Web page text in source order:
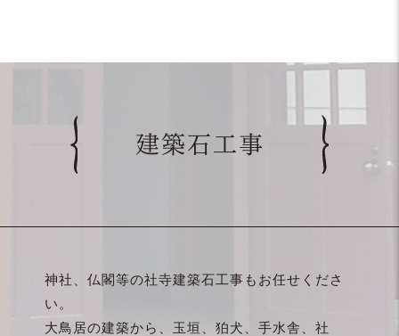
建築石工事
神社、仏閣等の社寺建築石工事もお任せくださ
い。
大鳥居の建築から、玉垣、狛犬、手水舎、社